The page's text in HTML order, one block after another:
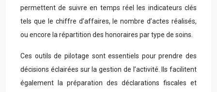
permettent de suivre en temps réel les indicateurs clés
tels que le chiffre d’affaires, le nombre d’actes réalisés,
ou encore la répartition des honoraires par type de soins.
Ces outils de pilotage sont essentiels pour prendre des
décisions éclairées sur la gestion de l’activité. Ils facilitent
également la préparation des déclarations fiscales et